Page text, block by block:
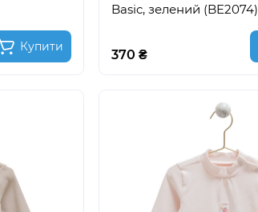
Купити
Basic, зелений (BE2074)
370 ₴